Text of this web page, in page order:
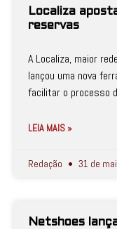
Localiza
reservas
A Localiza, maior
lançou uma nova
facilitar o processo
LEIA MAIS »
Redação 31 de
Netshoes